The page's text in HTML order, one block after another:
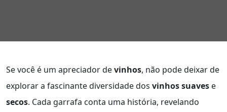
Se você é um apreciador devinhos, não pode deixar de
explorar a fascinante diversidade dos vinhos suaves e
secos. Cada garrafa conta uma história, revelando